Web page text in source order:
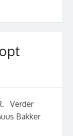
Verder
Bakker